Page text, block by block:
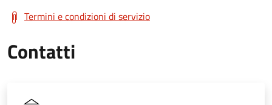
Termini e condizioni di servizio
Contatti